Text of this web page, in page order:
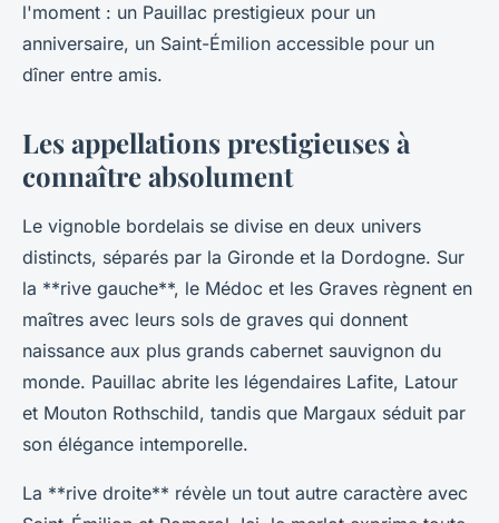
l'moment : un Pauillac prestigieux pour un
anniversaire, un Saint-Émilion accessible pour un
dîner entre amis.
Les appellations prestigieuses à
connaître absolument
Le vignoble bordelais se divise en deux univers
distincts, séparés par la Gironde et la Dordogne. Sur
la **rive gauche**, le Médoc et les Graves règnent en
maîtres avec leurs sols de graves qui donnent
naissance aux plus grands cabernet sauvignon du
monde. Pauillac abrite les légendaires Lafite, Latour
et Mouton Rothschild, tandis que Margaux séduit par
son élégance intemporelle.
La **rive droite** révèle un tout autre caractère avec